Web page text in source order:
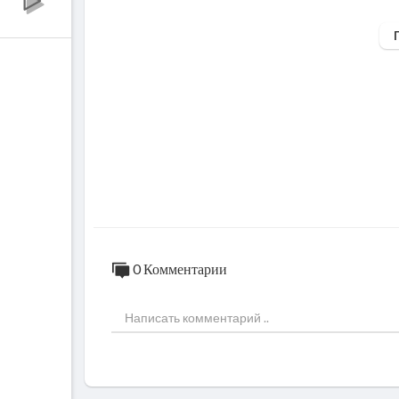
ПРОМОКОД НА СКИДКУ ДО 10% - "Я с
3. Обшивка дома сайдингом. Что нужно
5. Для тех, кто собрался строить дом.
0 Комментарии